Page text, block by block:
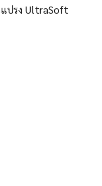
ปรง UltraSoft